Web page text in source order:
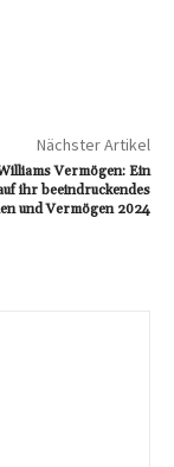
Nächster Artikel
Vermögen: Ein
ihr beeindruckendes
und Vermögen 2024